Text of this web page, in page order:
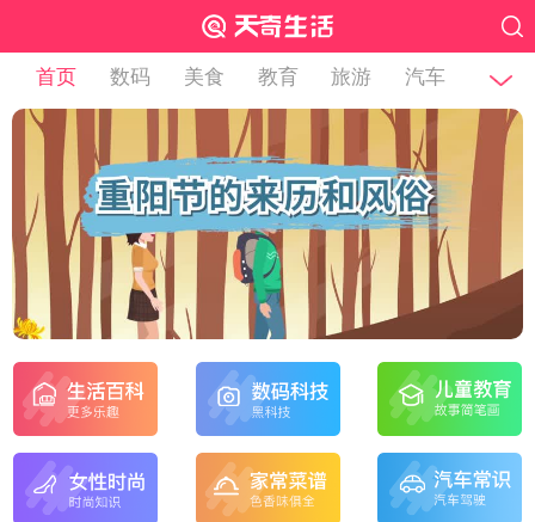
首页 数码 美食 教育 旅游 汽车